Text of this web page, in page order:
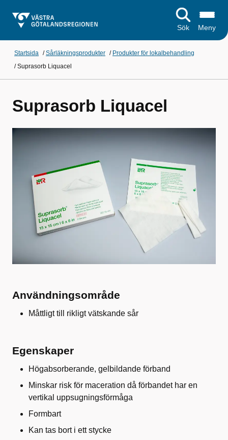
Sök Meny
Startsida /Sårläkningsprodukter / Produkter för lokalbehandling
/Suprasorb Liquacel
Suprasorb Liquacel
Användningsområde
Måttligt till rikligt vätskande sår
Egenskaper
Högabsorberande, gelbildande förband
Minskar risk för maceration då förbandet har en
vertikal uppsugningsförmåga
Formbart
Kan tas bort i ett stycke